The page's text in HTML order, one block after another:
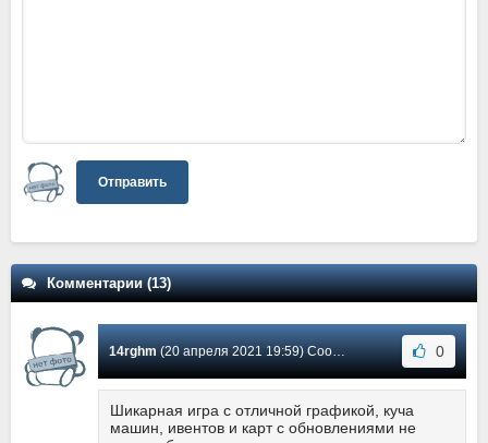
Отправить
Комментарии (13)
14rghm(20 апреля 2021 19:59) Сообщение #13 0
Шикарная игра с отличной графикой, куча
машин, ивентов и карт с обновлениями не